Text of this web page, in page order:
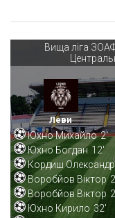
Вища ліга
Леви
Юхно Михайло 2'
Юхно Богдан 12'
Кордиш Олександр
Воробйов Віктор
Воробйов Віктор
Юхно Кирило 32'